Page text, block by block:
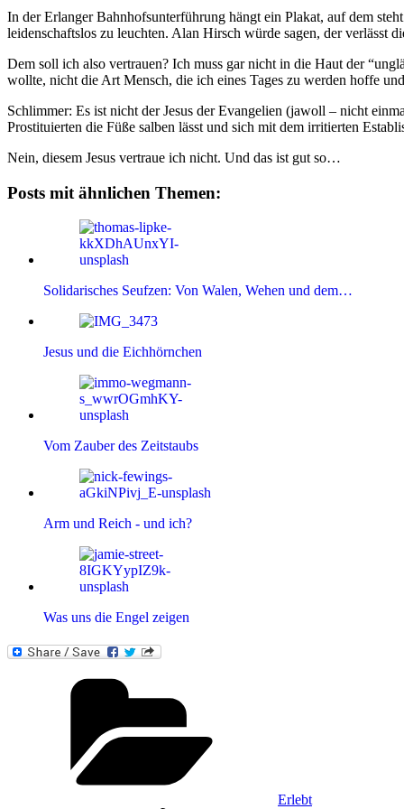
In der Erlanger Bahnhofsunterführung hängt ein Plakat, auf dem
leidenschaftslos zu leuchten. Alan Hirsch würde sagen, der verlässt
Dem soll ich also vertrauen? Ich muss gar nicht in die Haut der
wollte, nicht die Art Mensch, die ich eines Tages zu werden hoffe
Schlimmer: Es ist nicht der Jesus der Evangelien (jawoll – nicht
Prostituierten die Füße salben lässt und sich mit dem irritierten
Nein, diesem Jesus vertraue ich nicht. Und das ist gut so…
Posts mit ähnlichen Themen:
Solidarisches Seufzen: Von Walen, Wehen und dem…
Jesus und die Eichhörnchen
Vom Zauber des Zeitstaubs
Arm und Reich - und ich?
Was uns die Engel zeigen
Erlebt